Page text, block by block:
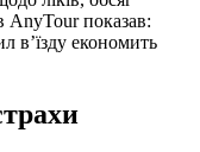
AnyTour показав:
в’їзду економить